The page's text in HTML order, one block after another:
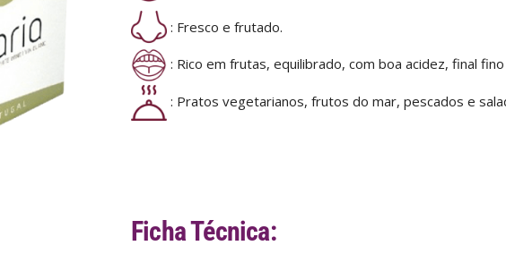
: Fresco e frutado.
: Rico em frutas, equilibrado, com boa acidez, final
: Pratos vegetarianos, frutos do mar, pescados e
Ficha Técnica: